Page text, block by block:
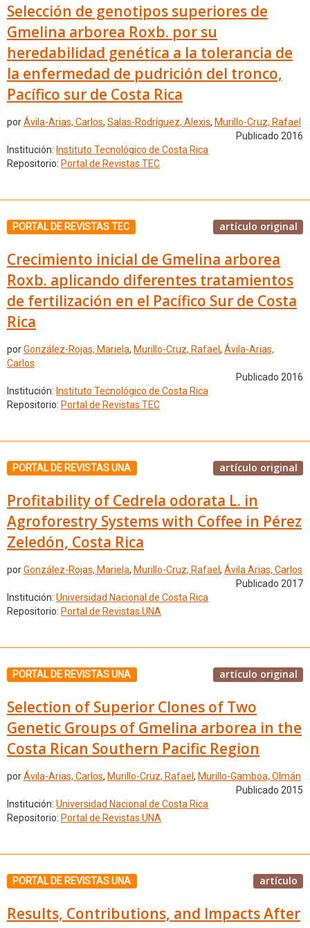
Selección de genotipos superiores de
Gmelina arborea Roxb. por su
heredabilidad genética a la tolerancia de
la enfermedad de pudrición del tronco,
Pacífico sur de Costa Rica
porÁvila-Arias, Carlos, Salas-Rodríguez, Alexis, Murillo-Cruz, Rafael
Publicado 2016
Institución: Instituto Tecnológico de Costa Rica
Repositorio: Portal de Revistas TEC
PORTAL DE REVISTAS TEC artículo original
Crecimiento inicial de Gmelina arborea
Roxb. aplicando diferentes tratamientos
de fertilización en el Pacífico Sur de Costa
Rica
porGonzález-Rojas, Mariela, Murillo-Cruz, Rafael , Ávila-Arias,
Carlos
Publicado 2016
Institución: Instituto Tecnológico de Costa Rica
Repositorio: Portal de Revistas TEC
PORTAL DE REVISTAS UNA artículo original
Profitability of Cedrela odorata L. in
Agroforestry Systems with Coffee in Pérez
Zeledón, Costa Rica
porGonzález-Rojas, Mariela, Murillo-Cruz, Rafael , Ávila Arias, Carlos
Publicado 2017
Institución: Universidad Nacional de Costa Rica
Repositorio: Portal de Revistas UNA
PORTAL DE REVISTAS UNA artículo original
Selection of Superior Clones of Two
Genetic Groups of Gmelina arborea in the
Costa Rican Southern Pacific Region
porÁvila-Arias, Carlos, Murillo-Cruz, Rafael , Murillo-Gamboa, Olmán
Publicado 2015
Institución: Universidad Nacional de Costa Rica
Repositorio: Portal de Revistas UNA
PORTAL DE REVISTAS UNA artículo
Results, Contributions, and Impacts After